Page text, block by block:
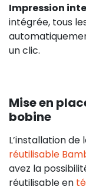
Impression
intégrée, tous
un clic.
Mise en
bobine
L’installation de
réutilisable
avez la
réutilisable en